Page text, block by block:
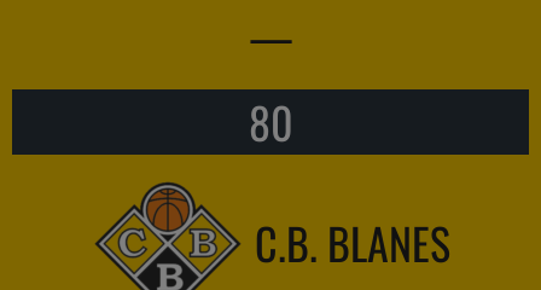
—
80
C.B. BLANES